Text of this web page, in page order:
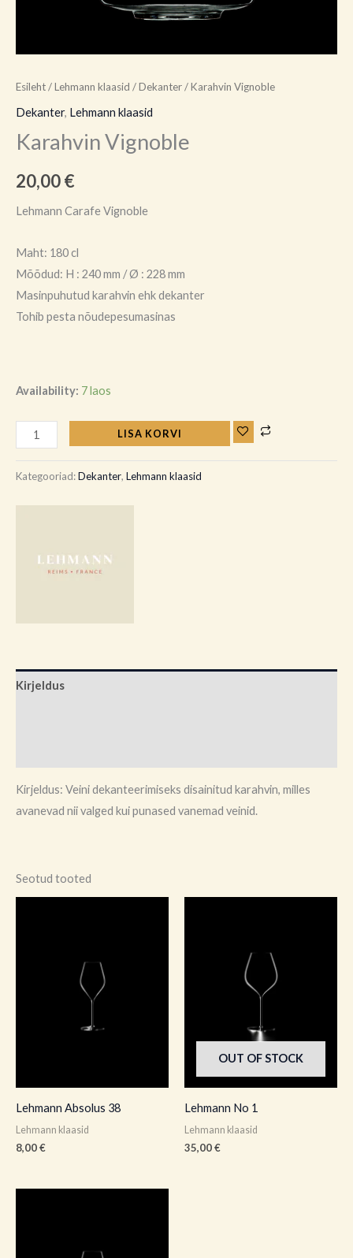
Esileht/Lehmann klaasid /Dekanter/ Karahvin Vignoble
Dekanter, Lehmann klaasid
Karahvin Vignoble
20,00€
Lehmann Carafe Vignoble
Maht: 180 cl
Mõõdud: H : 240 mm / Ø : 228 mm
Masinpuhutud karahvin ehk dekanter
Tohib pesta nõudepesumasinas
Availability: 7 laos
LISA KORVI
Kategooriad:Dekanter, Lehmann klaasid
Kirjeldus
Kirjeldus: Veini dekanteerimiseks disainitud karahvin, milles
avanevad nii valged kui punased vanemad veinid.
Seotud tooted
Lehmann Absolus 38
Lehmann klaasid
8,00€
OUT OF STOCK
Lehmann No 1
Lehmann klaasid
35,00€